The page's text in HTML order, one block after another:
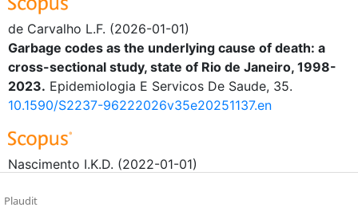
de Carvalho L.F. (2026-01-01)
Garbage codes as the underlying cause of death: a
cross-sectional study, state of Rio de Janeiro, 1998-
2023. Epidemiologia E Servicos De Saude, 35.
10.1590/S2237-96222026v35e20251137.en
Nascimento I.K.D. (2022-01-01)
undergoing tube thoracostomy: A prospective
Plaudit